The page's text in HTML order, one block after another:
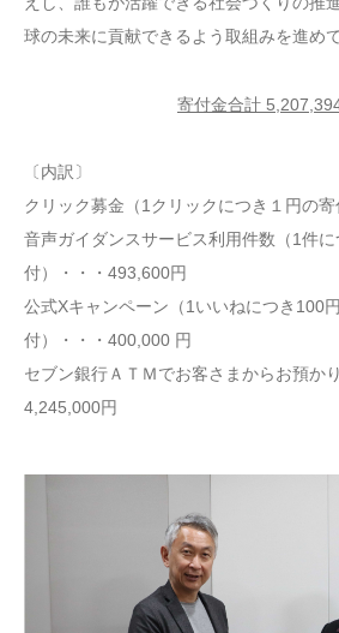
球の未来に貢献できるよう取組みを進め
寄付金合計
〔内訳〕
クリック募金（1クリックにつき１円の
音声ガイダンスサービス利用件数（1件
付）・・・493,600円
公式Xキャンペーン（1いいねにつき100
付）・・・400,000 円
セブン銀行ＡＴＭでお客さまからお預か
4,245,000円